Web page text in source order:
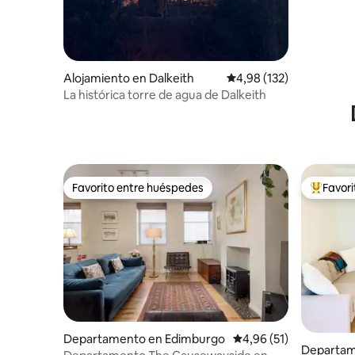
Alojamiento en Dalkeith Calificación promedio:
4,98 (132)
La histórica torre de agua de Dalkeith
Favorito entre huéspedes
Favorito entre huéspedes
Departamento en Edimburgo Calificación promedio:
4,96 (51)